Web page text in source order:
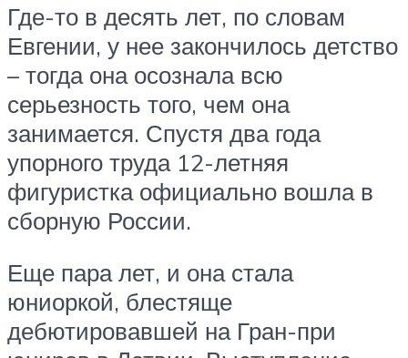
Где-то в десять лет, по словам
Евгении, у нее закончилось детство
– тогда она осознала всю
серьезность того, чем она
занимается. Спустя два года
упорного труда 12-летняя
фигуристка официально вошла в
сборную России.
Еще пара лет, и она стала
юниоркой, блестяще
дебютировавшей на Гран-при